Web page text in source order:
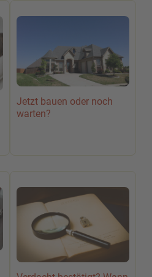
Jetzt bauen oder noch
warten?